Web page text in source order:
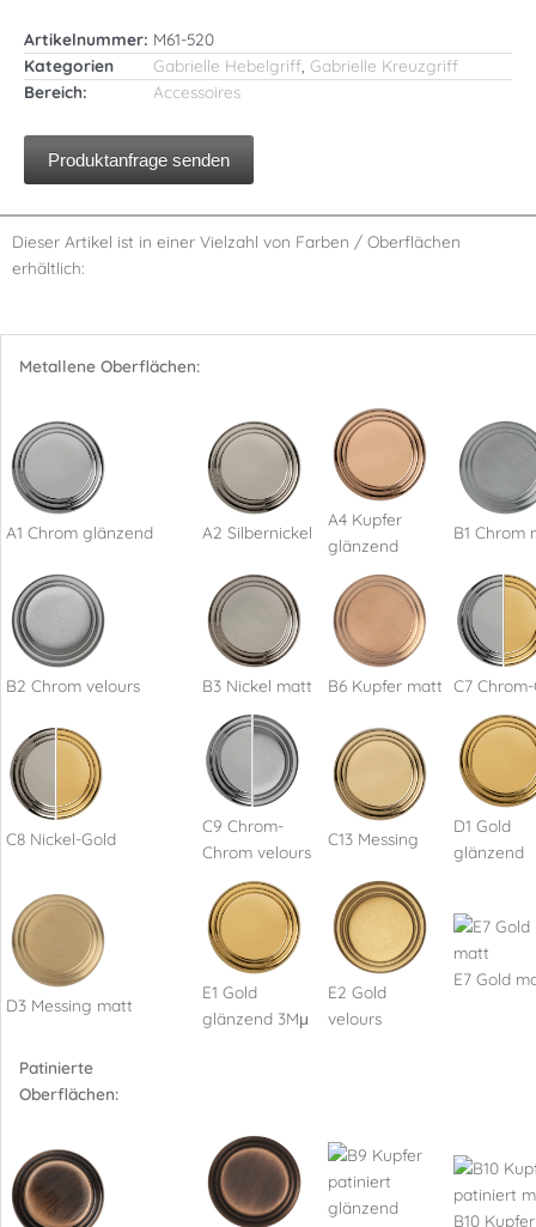
Artikelnummer: M61-520
Kategorien
Gabrielle Hebelgriff Gabrielle Kreuzgriff
Bereich:
Accessoires
Produktanfrage senden
Dieser Artikel ist in einer Vielzahl von Farben / Oberflächen
erhältlich:
Metallene Oberflächen:
A1 Chrom glänzend A2 Silbernickel
A4 Kupfer
glänzend
B1 Chrom
B2 Chrom velours B3 Nickel matt B6 Kupfer matt C7
C8 Nickel-Gold
C9 Chrom-
Chrom velours
C13 Messing
D1 Gold
glänzend
D3 Messing matt
E1 Gold
glänzend 3Mμ
E2 Gold
velours
E7 Gold
Patinierte
Oberflächen:
B10 Kupfer